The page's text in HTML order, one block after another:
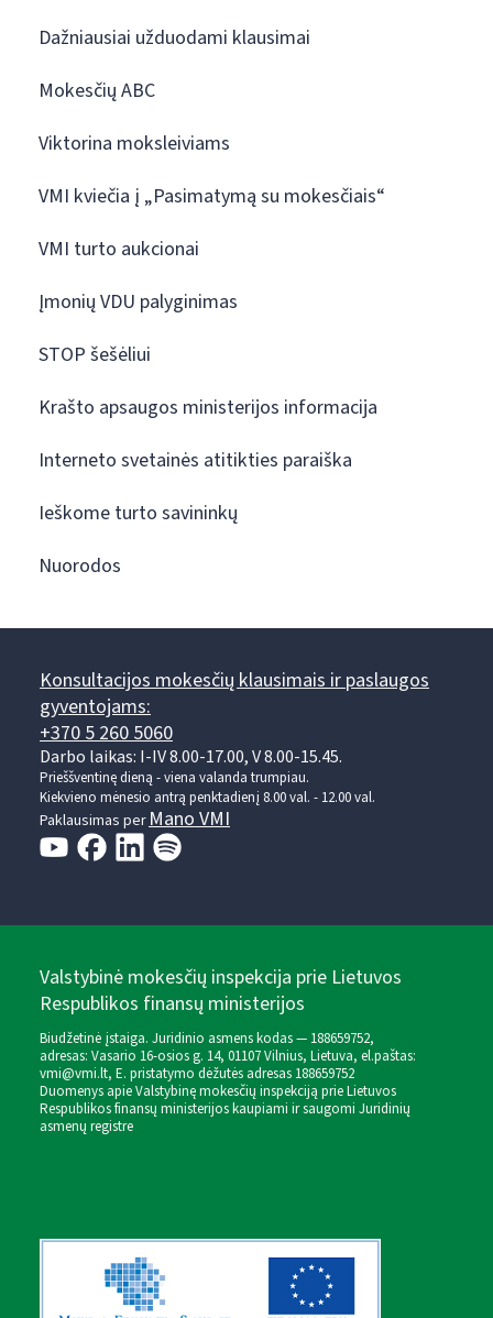
Dažniausiai užduodami klausimai
Mokesčių ABC
Viktorina moksleiviams
VMI kviečia į „Pasimatymą su mokesčiais“
VMI turto aukcionai
Įmonių VDU palyginimas
STOP šešėliui
Krašto apsaugos ministerijos informacija
Interneto svetainės atitikties paraiška
Ieškome turto savininkų
Nuorodos
Konsultacijos mokesčių klausimais ir paslaugos
gyventojams:
+370 5 260 5060
Darbo laikas: I-IV 8.00-17.00, V 8.00-15.45.
Prieššventinę dieną - viena valanda trumpiau.
Kiekvieno mėnesio antrą penktadienį 8.00 val. - 12.00 val.
Paklausimas perMano VMI
Valstybinė mokesčių inspekcija prie Lietuvos
Respublikos finansų ministerijos
Biudžetinė įstaiga. Juridinio asmens kodas — 188659752,
adresas: Vasario 16-osios g. 14, 01107 Vilnius, Lietuva, el.paštas:
vmi@vmi.lt, E. pristatymo dėžutės adresas 188659752
Duomenys apie Valstybinę mokesčių inspekciją prie Lietuvos
Respublikos finansų ministerijos kaupiami ir saugomi Juridinių
asmenų registre